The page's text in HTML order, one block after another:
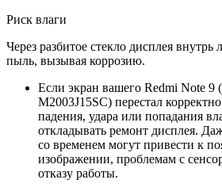
Риск влаги
Через разбитое стекло дисплея внутрь
пыль, вызывая коррозию.
Если экран вашего Redmi Note 9
M2003J15SC) перестал
падения, удара или попадания
откладывать ремонт дисплея.
со временем могут привести к
изображении, проблемам с
отказу работы.